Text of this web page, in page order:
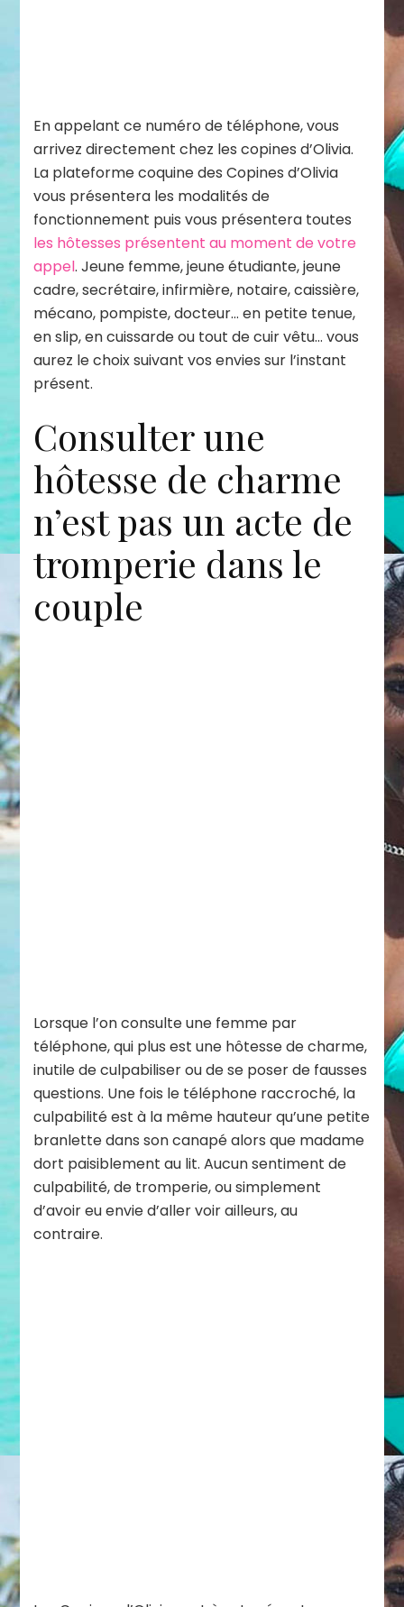
En appelant ce numéro de téléphone, vous
arrivez directement chez les copines d’Olivia.
La plateforme coquine des Copines d’Olivia
vous présentera les modalités de
fonctionnement puis vous présentera toutes
les hôtesses présentent au moment de votre
appel. Jeune femme, jeune étudiante, jeune
cadre, secrétaire, infirmière, notaire, caissière,
mécano, pompiste, docteur… en petite tenue,
en slip, en cuissarde ou tout de cuir vêtu… vous
aurez le choix suivant vos envies sur l’instant
présent.
Consulter une
hôtesse de charme
n’est pas un acte de
tromperie dans le
couple
Lorsque l’on consulte une femme par
téléphone, qui plus est une hôtesse de charme,
inutile de culpabiliser ou de se poser de fausses
questions. Une fois le téléphone raccroché, la
culpabilité est à la même hauteur qu’une petite
branlette dans son canapé alors que madame
dort paisiblement au lit. Aucun sentiment de
culpabilité, de tromperie, ou simplement
d’avoir eu envie d’aller voir ailleurs, au
contraire.